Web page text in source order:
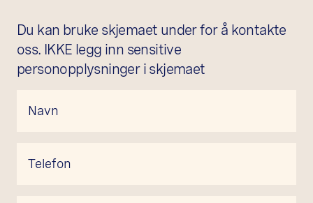
Du kan bruke skjemaet under for å kontakte
oss. IKKE legg inn sensitive
personopplysninger i skjemaet